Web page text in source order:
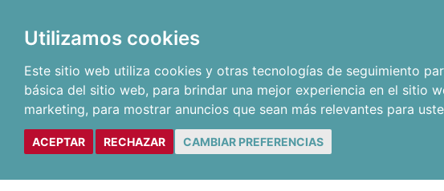
Utilizamos cookies
Este sitio web utiliza cookies y otras tecnologías de seguimiento
básica del sitio web, para brindar una mejor experiencia en el sitio
marketing, para mostrar anuncios que sean más relevantes para
ACEPTAR RECHAZAR CAMBIAR PREFERENCIAS